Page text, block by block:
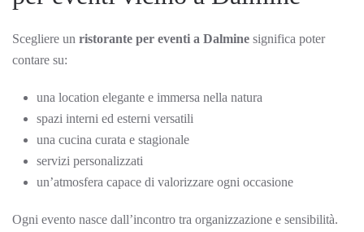
Scegliere un ristorante per eventi a Dalmine significa poter
contare su:
una location elegante e immersa nella natura
spazi interni ed esterni versatili
una cucina curata e stagionale
servizi personalizzati
un’atmosfera capace di valorizzare ogni occasione
Ogni evento nasce dall’incontro tra organizzazione e sensibilità.